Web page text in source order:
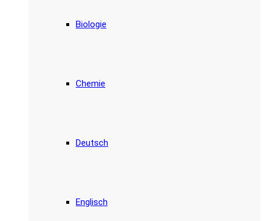
Biologie
Chemie
Deutsch
Englisch